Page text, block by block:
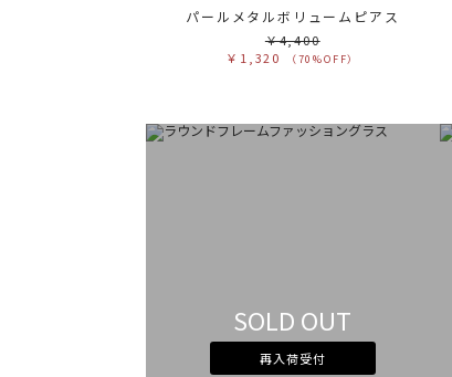
パールメタルボリュームピアス
￥4,400
￥1,320
（70%OFF）
SOLD OUT
再入荷受付